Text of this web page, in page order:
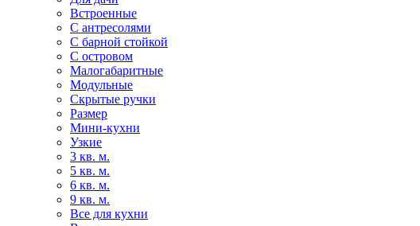
Встроенные
С антресолями
С барной стойкой
С островом
Малогабаритные
Модульные
Скрытые ручки
Размер
Мини-кухни
Узкие
3 кв. м.
5 кв. м.
6 кв. м.
9 кв. м.
Все для кухни